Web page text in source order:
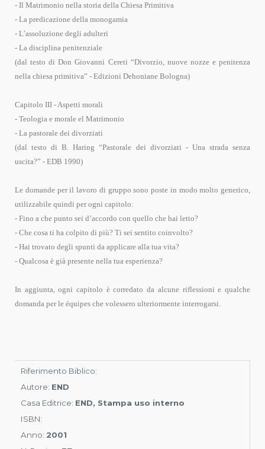
Riferimento Biblico:
Autore: END
Casa Editrice: END, Stampa uso interno
ISBN:
Anno: 2001
- Il Matrimonio nella storia della Chiesa Primitiva
- La predicazione della monogamia
- L’assoluzione degli adulteri
- La disciplina penitenziale
(dal testo di Don Giovanni Cereti “Divorzio, nuove nozze e penitenza
nella chiesa primitiva” - Edizioni Dehoniane Bologna)
Capitolo III - Aspetti morali
- Teologia e morale el Matrimonio
- La pastorale dei divorziati
(dal testo di B. Haring “Pastorale dei divorziati - Una strada senza
uscita?” - EDB 1990)
Le domande per il lavoro di gruppo sono poste in modo molto generico,
utilizzabile quindi per ogni capitolo:
- Fino a che punto sei d’accordo con quello che hai letto?
- Che cosa ti ha colpito di più? Ti sei sentito coinvolto?
- Hai trovato degli spunti da applicare alla tua vita?
- Qualcosa è già presente nella tua esperienza?
In aggiunta, ogni capitolo è corredato da alcune riflessioni e qualche
domanda per le équipes che volessero ulteriormente interrogarsi.